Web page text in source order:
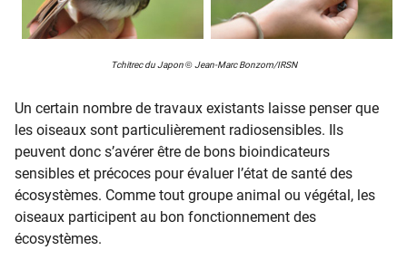
Tchitrec du Japon©Jean-Marc Bonzom/IRSN
Un certain nombre de travaux existants laisse penser que
les oiseaux sont particulièrement radiosensibles. Ils
peuvent donc s’avérer être de bons bioindicateurs
sensibles et précoces pour évaluer l’état de santé des
écosystèmes. Comme tout groupe animal ou végétal, les
oiseaux participent au bon fonctionnement des
écosystèmes.